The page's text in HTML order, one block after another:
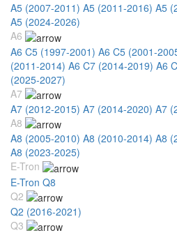
A5 (2007-2011) A5 (2011-2016) A5
A5 (2024-2026)
A6
A6 C5 (1997-2001) A6 C5 (2001-
(2011-2014) A6 C7 (2014-2019) A6
(2025-2027)
A7
A7 (2012-2015) A7 (2014-2020) A7
A8
A8 (2005-2010) A8 (2010-2014) A8
A8 (2023-2025)
E-Tron
E-Tron Q8
Q2
Q2 (2016-2021)
Q3